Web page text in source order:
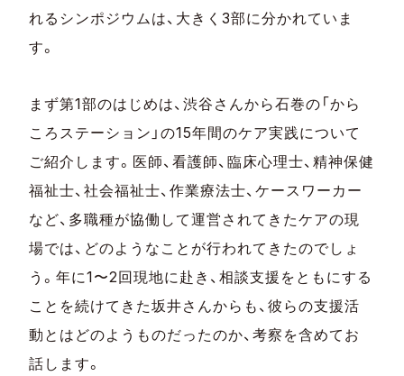
れるシンポジウムは、大きく3部に分かれていま
す。
まず第1部のはじめは、渋谷さんから石巻の「から
ころステーション」の15年間のケア実践について
ご紹介します。医師、看護師、臨床心理士、精神保健
福祉士、社会福祉士、作業療法士、ケースワーカー
など、多職種が協働して運営されてきたケアの現
場では、どのようなことが行われてきたのでしょ
う。年に1〜2回現地に赴き、相談支援をともにする
ことを続けてきた坂井さんからも、彼らの支援活
動とはどのようものだったのか、考察を含めてお
話します。